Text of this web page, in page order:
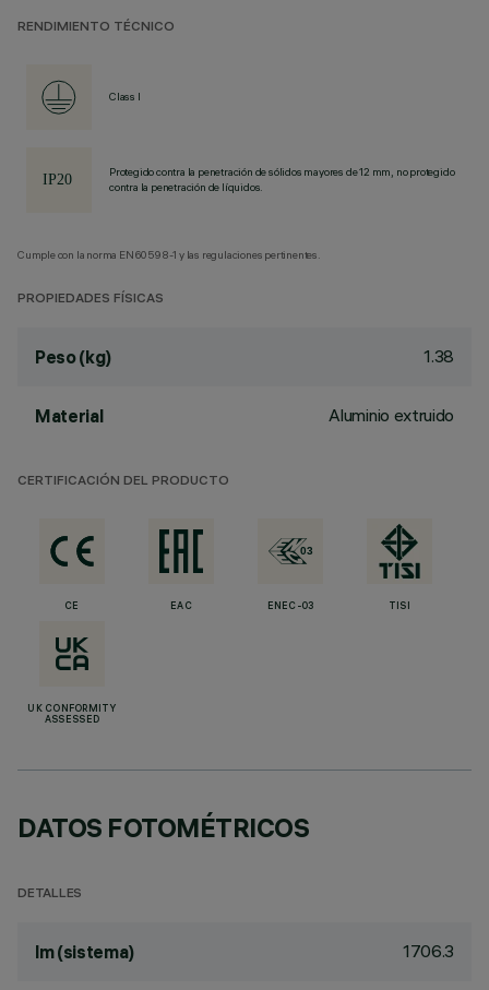
RENDIMIENTO TÉCNICO
Class I
Protegido contra la penetración de sólidos mayores de 12 mm, no protegido
contra la penetración de líquidos.
Cumple con la norma EN60598-1 y las regulaciones pertinentes.
PROPIEDADES FÍSICAS
Peso (kg) 1.38
Material Aluminio extruido
CERTIFICACIÓN DEL PRODUCTO
CE EAC ENEC-03 TISI
UK CONFORMITY
ASSESSED
DATOS FOTOMÉTRICOS
DETALLES
lm (sistema) 1706.3